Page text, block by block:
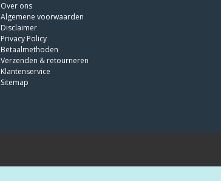
Over ons
Algemene voorwaarden
Disclaimer
Privacy Policy
Betaalmethoden
Verzenden & retourneren
Klantenservice
Sitemap